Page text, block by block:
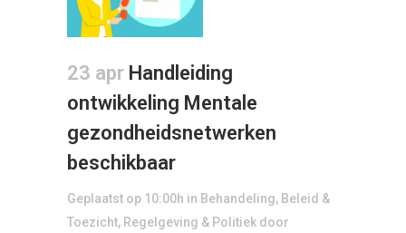
23 apr Handleiding
ontwikkeling Mentale
gezondheidsnetwerken
beschikbaar
Geplaatst op 10:00h in Behandeling, Beleid &
Toezicht, Regelgeving & Politiek door